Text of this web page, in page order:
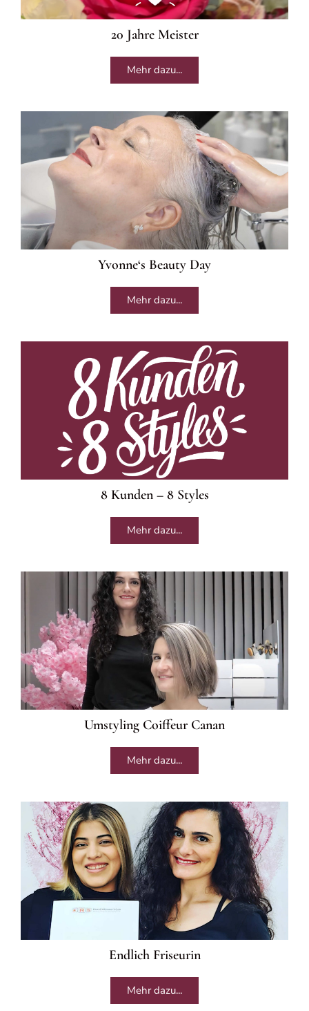
20 Jahre Meister
Mehr dazu...
Yvonne‘s Beauty Day
Mehr dazu...
8 Kunden – 8 Styles
Mehr dazu...
Umstyling Coiffeur Canan
Mehr dazu...
Endlich Friseurin
Mehr dazu...